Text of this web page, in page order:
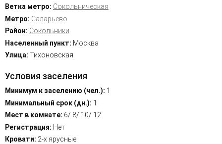
Ветка метро: Сокольническая
Метро: Саларьево
Район: Сокольники
Населенный пункт: Москва
Улица: Тихоновская
Условия заселения
Минимум к заселению (чел.): 1
Минимальный срок (дн.): 1
Мест в комнате: 6/ 8/ 10/ 12
Регистрация: Нет
Кровати: 2-х ярусные